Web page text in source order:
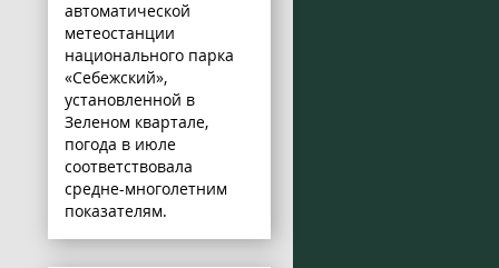
автоматической
метеостанции
национального парка
«Себежский»,
установленной в
Зеленом квартале,
погода в июле
соответствовала
средне-многолетним
показателям.